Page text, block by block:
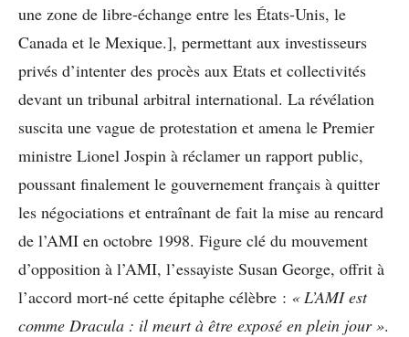
une zone de libre-échange entre les États-Unis, le
Canada et le Mexique.], permettant aux investisseurs
privés d’intenter des procès aux Etats et collectivités
devant un tribunal arbitral international. La révélation
suscita une vague de protestation et amena le Premier
ministre Lionel Jospin à réclamer un rapport public,
poussant finalement le gouvernement français à quitter
les négociations et entraînant de fait la mise au rencard
de l’AMI en octobre 1998. Figure clé du mouvement
d’opposition à l’AMI, l’essayiste Susan George, offrit à
l’accord mort-né cette épitaphe célèbre : « L’AMI est
comme Dracula : il meurt à être exposé en plein jour ».